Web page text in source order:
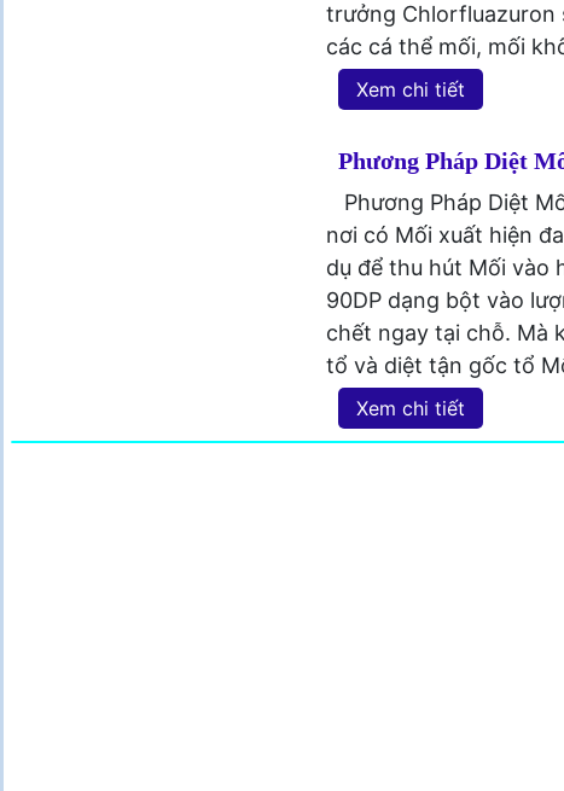
trưởng Chlorfluazuron
các cá thể mối, mối
Xem chi tiết
Phương Pháp Diệt
Phương Pháp Diệt
nơi có Mối xuất hiện
dụ để thu hút Mối vào
90DP dạng bột vào
chết ngay tại chỗ. Mà
tổ và diệt tận gốc tổ
Xem chi tiết